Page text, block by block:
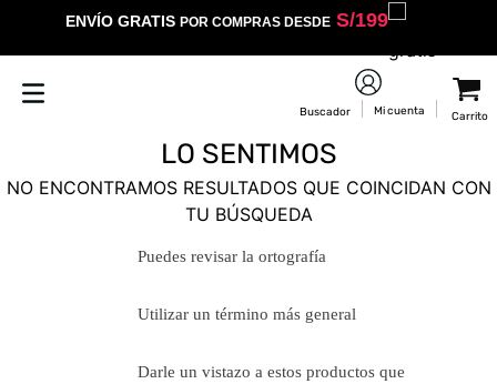
ENVÍO GRATIS POR COMPRAS DESDES/199
LO SENTIMOS
NO ENCONTRAMOS RESULTADOS QUE COINCIDAN CON
TU BÚSQUEDA
Puedes revisar la ortografía
Utilizar un término más general
Darle un vistazo a estos productos